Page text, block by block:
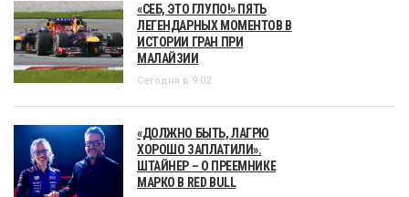
«СЕБ, ЭТО ГЛУПО!» ПЯТЬ
ЛЕГЕНДАРНЫХ МОМЕНТОВ В
ИСТОРИИ ГРАН ПРИ
МАЛАЙЗИИ
Сегодня в 9:02
«ДОЛЖНО БЫТЬ, ЛАГРЮ
ХОРОШО ЗАПЛАТИЛИ».
ШТАЙНЕР – О ПРЕЕМНИКЕ
МАРКО В RED BULL